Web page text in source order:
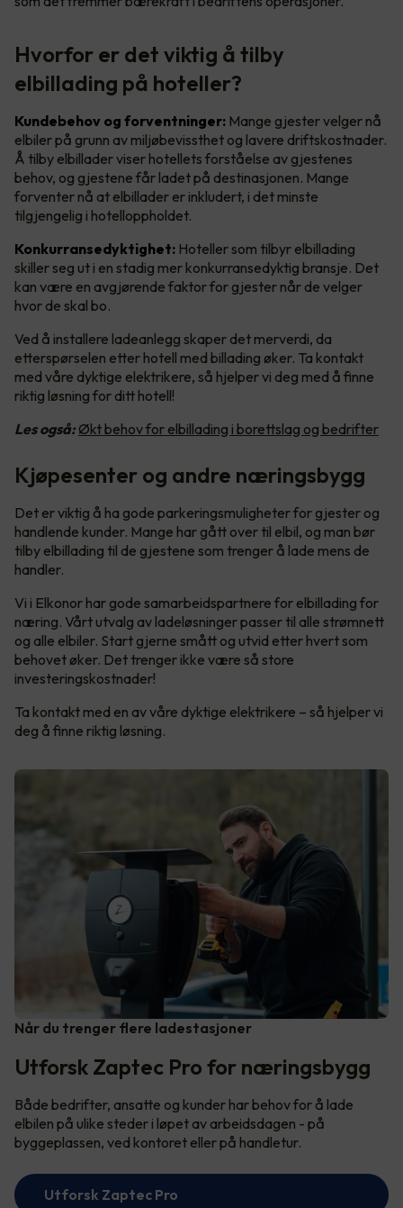
Hvorfor er det viktig å tilby
elbillading på hoteller?
Kundebehov og forventninger: Mange gjester velger nå
elbiler på grunn av miljøbevissthet og lavere driftskostnader.
Å tilby elbillader viser hotellets forståelse av gjestenes
behov, og gjestene får ladet på destinasjonen. Mange
forventer nå at elbillader er inkludert, i det minste
tilgjengelig i hotelloppholdet.
Konkurransedyktighet: Hoteller som tilbyr elbillading
skiller seg ut i en stadig mer konkurransedyktig bransje. Det
kan være en avgjørende faktor for gjester når de velger
hvor de skal bo.
Ved å installere ladeanlegg skaper det merverdi, da
etterspørselen etter hotell med billading øker. Ta kontakt
med våre dyktige elektrikere, så hjelper vi deg med å finne
riktig løsning for ditt hotell!
Les også: Økt behov for elbillading i borettslag og bedrifter
Kjøpesenter og andre næringsbygg
Det er viktig å ha gode parkeringsmuligheter for gjester og
handlende kunder. Mange har gått over til elbil, og man bør
tilby elbillading til de gjestene som trenger å lade mens de
handler.
Vi i Elkonor har gode samarbeidspartnere for elbillading for
næring. Vårt utvalg av ladeløsninger passer til alle strømnett
og alle elbiler. Start gjerne smått og utvid etter hvert som
behovet øker. Det trenger ikke være så store
investeringskostnader!
Ta kontakt med en av våre dyktige elektrikere – så hjelper vi
deg å finne riktig løsning.
Når du trenger flere ladestasjoner
Utforsk Zaptec Pro for næringsbygg
Både bedrifter, ansatte og kunder har behov for å lade
elbilen på ulike steder i løpet av arbeidsdagen - på
byggeplassen, ved kontoret eller på handletur.
Utforsk Zaptec Pro